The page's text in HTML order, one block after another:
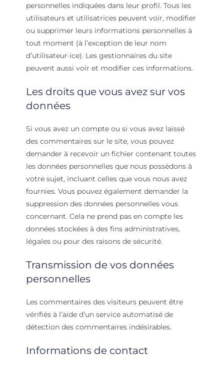
personnelles indiquées dans leur profil. Tous les
utilisateurs et utilisatrices peuvent voir, modifier
ou supprimer leurs informations personnelles à
tout moment (à l’exception de leur nom
d’utilisateur·ice). Les gestionnaires du site
peuvent aussi voir et modifier ces informations.
Les droits que vous avez sur vos
données
Si vous avez un compte ou si vous avez laissé
des commentaires sur le site, vous pouvez
demander à recevoir un fichier contenant toutes
les données personnelles que nous possédons à
votre sujet, incluant celles que vous nous avez
fournies. Vous pouvez également demander la
suppression des données personnelles vous
concernant. Cela ne prend pas en compte les
données stockées à des fins administratives,
légales ou pour des raisons de sécurité.
Transmission de vos données
personnelles
Les commentaires des visiteurs peuvent être
vérifiés à l’aide d’un service automatisé de
détection des commentaires indésirables.
Informations de contact